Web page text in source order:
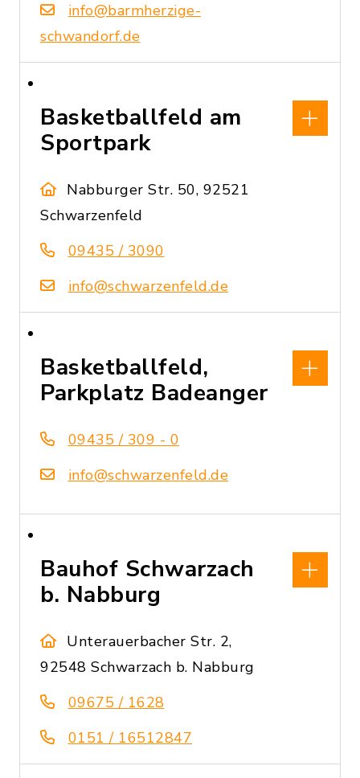
info@barmherzige-
schwandorf.de
Basketballfeld am
Sportpark
Nabburger Str. 50, 92521
Schwarzenfeld
09435 / 3090
info@schwarzenfeld.de
Basketballfeld,
Parkplatz Badeanger
09435 / 309 - 0
info@schwarzenfeld.de
Bauhof Schwarzach
b. Nabburg
Unterauerbacher Str. 2,
92548 Schwarzach b. Nabburg
09675 / 1628
0151 / 16512847